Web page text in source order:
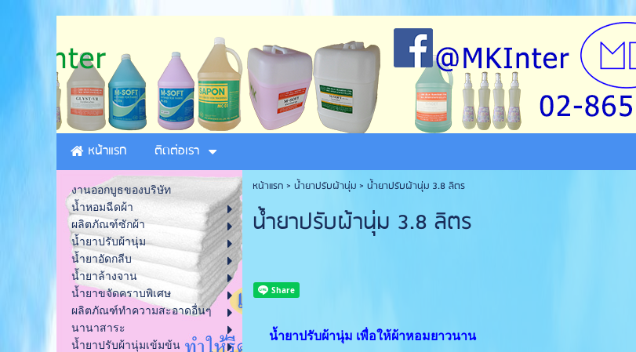
หน้าแรก ติดต่อเรา
งานออกบูธของบริษัท
น้ำหอมฉีดผ้า
ผลิตภัณฑ์ซักผ้า
น้ำยาปรับผ้านุ่ม
น้ำยาอัดกลีบ
น้ำยาล้างจาน
น้ำยาขจัดคราบพิเศษ
ผลิตภัณฑ์ทำความสะอาดอื่นๆ
นานาสาระ
น้ำยาปรับผ้านุ่มเข้มข้น
หน้าแรก> น้ำยาปรับผ้านุ่ม > น้ำยาปรับผ้านุ่ม 3.8 ลิตร
น้ำยาปรับผ้านุ่ม 3.8 ลิตร
น้ำยาปรับผ้านุ่ม เพื่อให้ผ้าหอมยาวนาน